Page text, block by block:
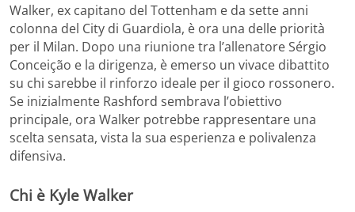
Walker, ex capitano del Tottenham e da sette anni
colonna del City di Guardiola, è ora una delle priorità
per il Milan. Dopo una riunione tra l’allenatore Sérgio
Conceição e la dirigenza, è emerso un vivace dibattito
su chi sarebbe il rinforzo ideale per il gioco rossonero.
Se inizialmente Rashford sembrava l’obiettivo
principale, ora Walker potrebbe rappresentare una
scelta sensata, vista la sua esperienza e polivalenza
difensiva.
Chi è Kyle Walker